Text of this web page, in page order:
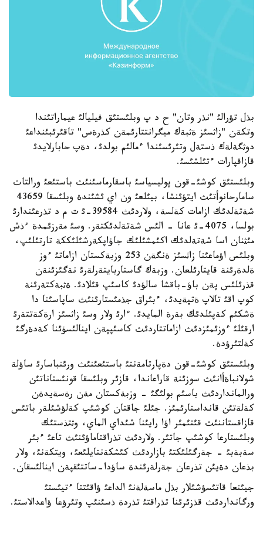
بذل تؤرالئ "نذر وتان" ح د پ وبلئستئق فيليالئ عيماراتئندا
وتكةن "زاثسئز ةثبةك ميگرانتتارئمةن كذرةس" تاقئرئبئنداعئ
دوثگةلةك ذستةل وتئرئسئندا ءمالئم بولدئ، دةپ حابارلايدئ
قازاقپارات ءتئلشئسئ.
وبلئستئق كوشئ-قون پوليسياسئ باسقارماسئنئث باستئعئ ورالتاث
سامارحانوأتئث ايتؤئنشا، بيئلعئ ون اي ئشئندة وبلئسقا 43659
شةتةلدئك ازامات كةلسة، ولاردئث 39584-ئ ت م د تذرعئندارئ
بولسا، 4075-ئ عانا - الئس شةتةلدئكتةر. وسئ مةرزئمدة ءذش
مئثنان اسا شةتةلدئك اكئمشئلئك جاؤاپكةرشئلئككة تارتئلئپ،
وبلئس اؤماعئنا زاثسئز ةنگةن 253 وزبةكستان ازاماتئ ءوز
ةلدةرئنة قايتارئلعان. وزبةك گاستاربايتةرلةرئ نةگئزئنةن
قذرئلئس پةن باؤ-باقشا سالؤدئ كاسئپ قئلادئ. ةثبةكتةرئنة
كوپ اقئ تالاپ ةتپةيدئ، ءبئراق جذمئستارئنئث ساپاسئنا دا
ةشكئم كةپئلدئك بةرة المايدئ. ءارئ ولار وسئ زاثسئز ارةكةتتةرئ
ارقئلئ ءوزئمئزدئث ازاماتتاردئث كاسئپپةن اينالئسؤئنا كةدةرگئ
كةلتئرؤدة.
وبلئستئق كوشئ-قون دةپارتامةنتئ باستئعئنئث ورئنباسارئ ساؤلة
شولانباةأانئث سوزئنة قاراعاندا، قازئر وبلئسقا قونئستاناتئن
ورالمانداردئث باسئم بولئگئ - وزبةكستان مةن رةسةيدةن
كةلةتئن قانداستارئمئز. جئلئ جاقتان كوشئپ كةلؤشئلةر باتئس
قازاقستاننئث قئتئمئر اؤا رايئنا شئداي الماي، وثتذستئك
وبلئستارعا كوشئپ جاتئر. ولاردئث تذراقتاماؤئنئث تاعئ ءبئر
سةبةبئ - جةرگئلئكتئ بازاردئث كئشكةنتايلئعئ، ويتكةنئ، ولار
بذعان دةيئن تذرعان جةرلةرئندة ساؤدا-ساتتئقپةن اينالئسقان.
جيئنعا قاتئسؤشئلار بذل ماسةلةنئ الداعئ ؤاقئتتا ءتيئستئ
ورگانداردئث قذزئرئنا تذراقتئ تذردة ذسئنئپ وتئرؤعا ؤاعدالاستئ.